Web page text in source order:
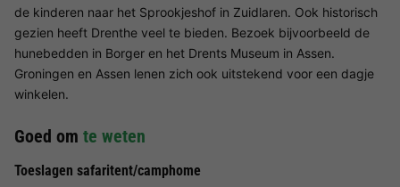
de kinderen naar het Sprookjeshof in Zuidlaren. Ook historisch
gezien heeft Drenthe veel te bieden. Bezoek bijvoorbeeld de
hunebedden in Borger en het Drents Museum in Assen.
Groningen en Assen lenen zich ook uitstekend voor een dagje
winkelen.
Goed om te weten
Toeslagen safaritent/camphome